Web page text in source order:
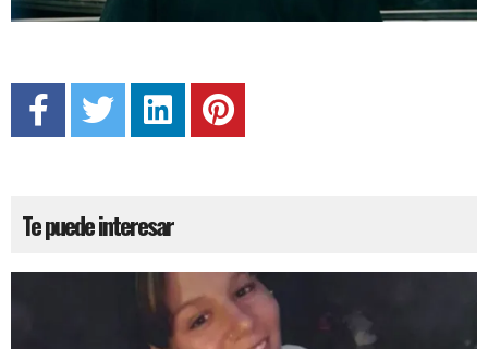
Te puede interesar